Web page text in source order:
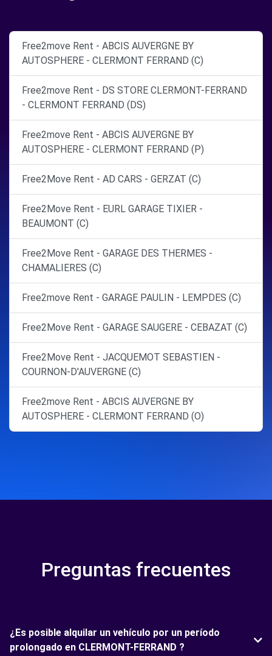
Free2move Rent - ABCIS AUVERGNE BY
AUTOSPHERE - CLERMONT FERRAND (C)
Free2move Rent - DS STORE CLERMONT-FERRAND
- CLERMONT FERRAND (DS)
Free2move Rent - ABCIS AUVERGNE BY
AUTOSPHERE - CLERMONT FERRAND (P)
Free2Move Rent - AD CARS - GERZAT (C)
Free2Move Rent - EURL GARAGE TIXIER -
BEAUMONT (C)
Free2Move Rent - GARAGE DES THERMES -
CHAMALIERES (C)
Free2move Rent - GARAGE PAULIN - LEMPDES (C)
Free2Move Rent - GARAGE SAUGERE - CEBAZAT (C)
Free2Move Rent - JACQUEMOT SEBASTIEN -
COURNON-D'AUVERGNE (C)
Free2move Rent - ABCIS AUVERGNE BY
AUTOSPHERE - CLERMONT FERRAND (O)
Preguntas frecuentes
¿Es posible alquilar un vehículo por un período
prolongado en CLERMONT-FERRAND ?